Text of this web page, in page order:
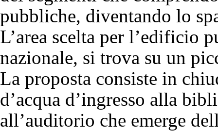
pubbliche, diventando lo
L’area scelta per l’edificio
nazionale, si trova su un
La proposta consiste in
d’acqua d’ingresso alla
all’auditorio che emerge